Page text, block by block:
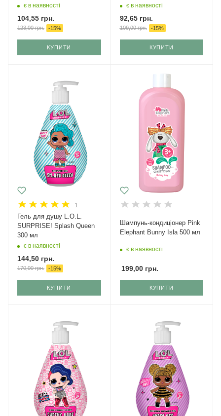
млє в наявності
104,55 грн.
123,00грн. -15%
КУПИТИ
є в наявності
92,65грн.
109,00грн. -15%
КУПИТИ
1
Гель для душу L.O.L.
SURPRISE! Splash Queen
300 мл
є в наявності
144,50 грн.
170,00грн. -15%
КУПИТИ
Шампунь-кондиціонер Pink
Elephant Bunny Isla 500 мл
є в наявності
199,00грн.
КУПИТИ